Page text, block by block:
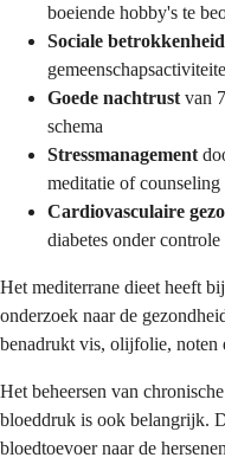
boeiende hobby's te
Sociale betrokkenheid
Goede nachtrust van
schema
Stressmanagement
meditatie of counseling
Cardiovasculaire
diabetes onder controle
Het mediterrane dieet heeft
onderzoek naar de
benadrukt vis, olijfolie, noten
Het beheersen van
bloeddruk is ook belangrijk.
bloedtoevoer naar de